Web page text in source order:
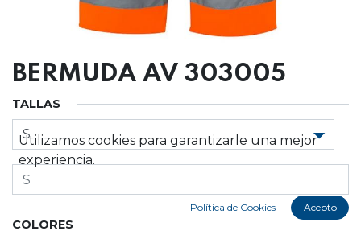
BERMUDA AV 303005
TALLAS
COLORES
Utilizamos cookies para garantizarle una mejor
experiencia.
Política de Cookies Acepto